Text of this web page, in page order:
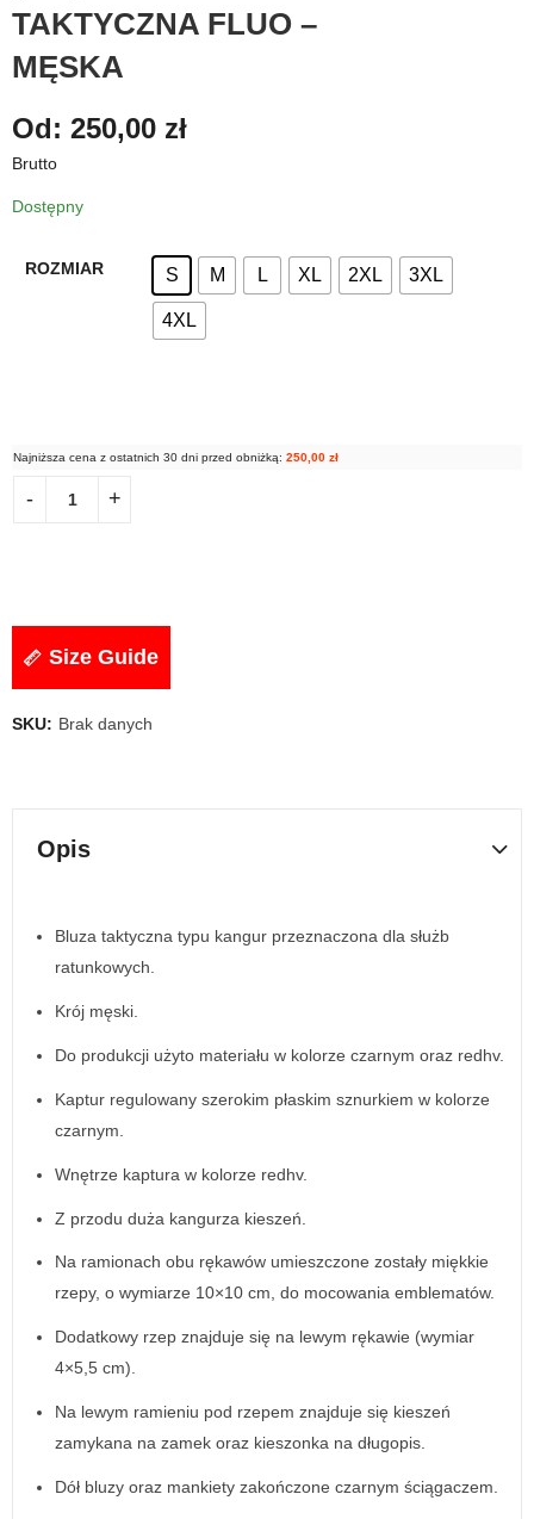
TAKTYCZNA FLUO –
MĘSKA
Od: 250,00 zł
Brutto
Dostępny
ROZMIAR S M L XL 2XL 3XL
4XL
Najniższa cena z ostatnich 30 dni przed obniżką: 250,00 zł
Size Guide
SKU: Brak danych
Opis
Bluza taktyczna typu kangur przeznaczona dla służb
ratunkowych.
Krój męski.
Do produkcji użyto materiału w kolorze czarnym oraz redhv.
Kaptur regulowany szerokim płaskim sznurkiem w kolorze
czarnym.
Wnętrze kaptura w kolorze redhv.
Z przodu duża kangurza kieszeń.
Na ramionach obu rękawów umieszczone zostały miękkie
rzepy, o wymiarze 10×10 cm, do mocowania emblematów.
Dodatkowy rzep znajduje się na lewym rękawie (wymiar
4×5,5 cm).
Na lewym ramieniu pod rzepem znajduje się kieszeń
zamykana na zamek oraz kieszonka na długopis.
Dół bluzy oraz mankiety zakończone czarnym ściągaczem.